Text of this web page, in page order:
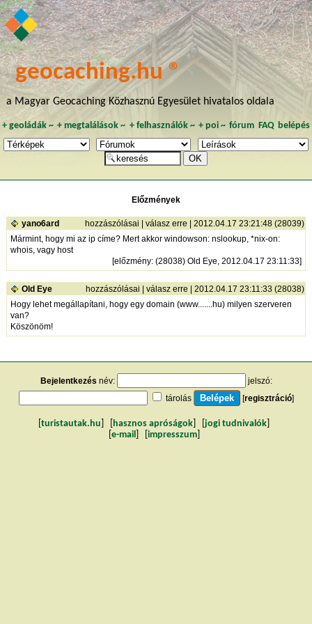
geocaching.hu ®
a Magyar Geocaching Közhasznú Egyesület hivatalos oldala
+ geoládák~ + megtalálások ~ + felhasználók~ + poi~ fórum FAQ belépés
Előzmények
yano6ard hozzászólásai | válasz erre | 2012.04.17 23:21:48 (28039)
Mármint, hogy mi az ip címe? Mert akkor windowson: nslookup, *nix-on:
whois, vagy host
[előzmény: (28038) Old Eye, 2012.04.17 23:11:33]
Old Eye hozzászólásai | válasz erre | 2012.04.17 23:11:33 (28038)
Hogy lehet megállapítani, hogy egy domain (www.......hu) milyen szerveren
van?
Köszönöm!
Bejelentkezés név:
jelszó:
tárolás
[regisztráció]
turistautak.hu hasznos apróságok jogi tudnivalók
e-mail impresszum]